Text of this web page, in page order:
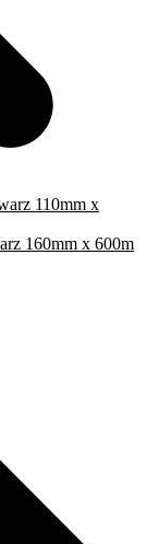
110mm x
160mm x 600m